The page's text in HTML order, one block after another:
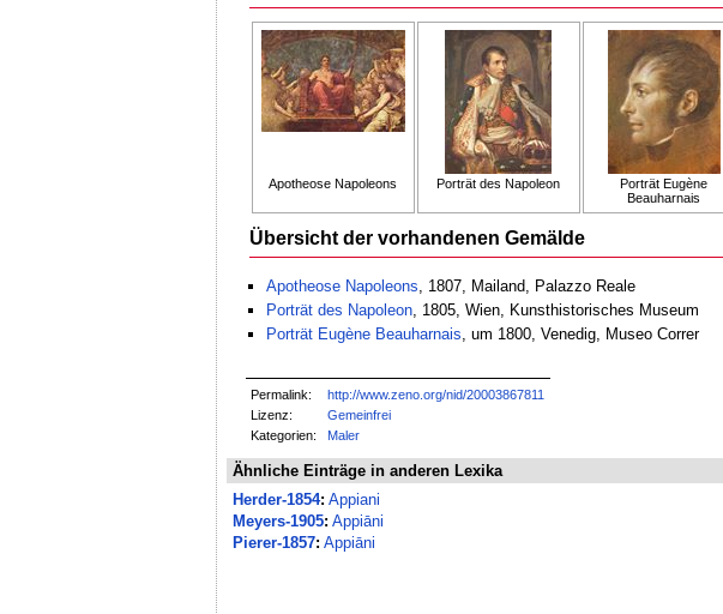
Apotheose Napoleons Porträt des Napoleon
Porträt Eugène
Beauharnais
Übersicht der vorhandenen Gemälde
Apotheose Napoleons , 1807, Mailand, Palazzo Reale
Porträt des Napoleon, 1805, Wien, Kunsthistorisches Museum
Porträt Eugène Beauharnais , um 1800, Venedig, Museo Correr
Permalink:
http://www.zeno.org/nid/20003867811
Lizenz:
Gemeinfrei
Kategorien:
Maler
Ähnliche Einträge in anderen Lexika
Herder-1854: Appiani
Meyers-1905: Appiāni
Pierer-1857: Appiāni